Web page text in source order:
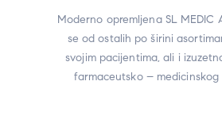
Moderno opremljena SL MEDIC
se od ostalih po širini
svojim pacijentima, ali i
farmaceutsko – medicinskog